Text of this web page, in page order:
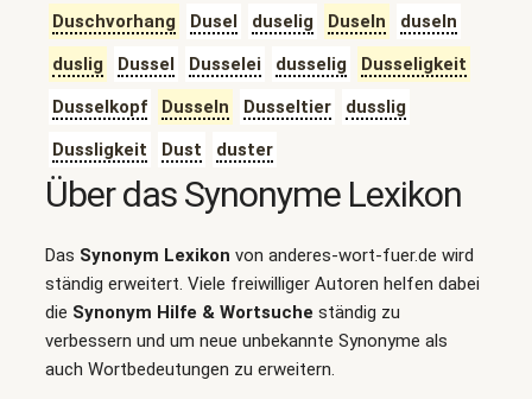
Duschvorhang
Dusel duselig Duseln
duseln
duslig
Dussel Dusselei dusselig
Dusseligkeit
Dusselkopf
Dusseln Dusseltier
dusslig
Dussligkeit
Dust duster
Über das Synonyme Lexikon
Das Synonym Lexikon von anderes-wort-fuer.de wird
ständig erweitert. Viele freiwilliger Autoren helfen dabei
die Synonym Hilfe & Wortsuche ständig zu
verbessern und um neue unbekannte Synonyme als
auch Wortbedeutungen zu erweitern.